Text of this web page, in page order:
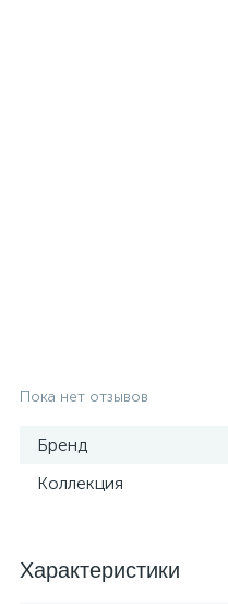
Пока нет отзывов
Бренд
Коллекция
Характеристики